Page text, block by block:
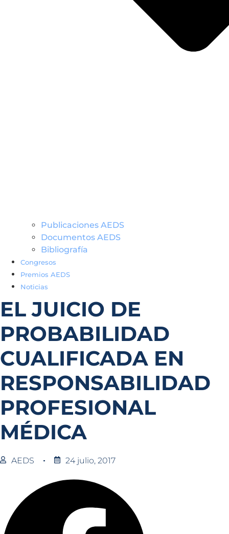
Publicaciones AEDS
Documentos AEDS
Bibliografía
Congresos
Premios AEDS
Noticias
EL JUICIO DE
PROBABILIDAD
CUALIFICADA EN
RESPONSABILIDAD
PROFESIONAL
MÉDICA
AEDS 24 julio, 2017